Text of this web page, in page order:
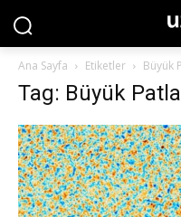
Ana Sayfa Etiketler Büyük
Tag: Büyük